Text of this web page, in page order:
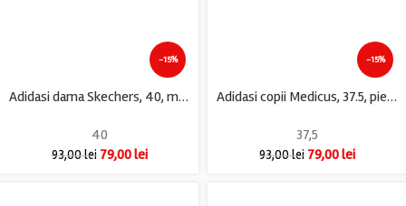
-15%
Adidasi dama Skechers, 40, material textil, alb
40
93,00lei 79,00lei
-15%
Adidasi copii Medicus, 37.5, piele intoarsa, material textil, gri
37,5
93,00lei 79,00lei